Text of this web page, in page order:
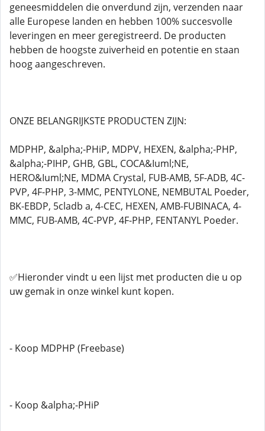
geneesmiddelen die onverdund zijn, verzenden naar
alle Europese landen en hebben 100% succesvolle
leveringen en meer geregistreerd. De producten
hebben de hoogste zuiverheid en potentie en staan
hoog aangeschreven.
ONZE BELANGRIJKSTE PRODUCTEN ZIJN:
MDPHP, &alpha;-PHiP, MDPV, HEXEN, &alpha;-PHP,
&alpha;-PIHP, GHB, GBL, COCA&Iuml;NE,
HERO&Iuml;NE, MDMA Crystal, FUB-AMB, 5F-ADB, 4C-
PVP, 4F-PHP, 3-MMC, PENTYLONE, NEMBUTAL Poeder,
BK-EBDP, 5cladb a, 4-CEC, HEXEN, AMB-FUBINACA, 4-
MMC, FUB-AMB, 4C-PVP, 4F-PHP, FENTANYL Poeder.
✅Hieronder vindt u een lijst met producten die u op
uw gemak in onze winkel kunt kopen.
- Koop MDPHP (Freebase)
- Koop &alpha;-PHiP